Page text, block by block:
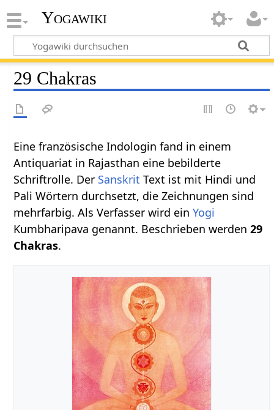
Yogawiki
29 Chakras
Eine französische Indologin fand in einem
Antiquariat in Rajasthan eine bebilderte
Schriftrolle. Der Sanskrit Text ist mit Hindi und
Pali Wörtern durchsetzt, die Zeichnungen sind
mehrfarbig. Als Verfasser wird einYogi
Kumbharipava genannt. Beschrieben werden29
Chakras.